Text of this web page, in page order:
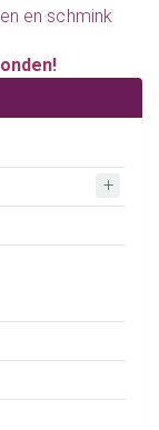
enschmink